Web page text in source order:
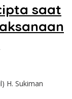
saat
H. Sukiman